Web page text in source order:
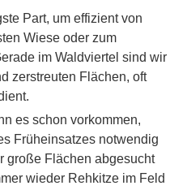
Part, um effizient von
Wiese oder zum
im Waldviertel sind wir
zerstreuten Flächen, oft
es schon vorkommen,
Früheinsatzes notwendig
große Flächen abgesucht
wieder Rehkitze im Feld